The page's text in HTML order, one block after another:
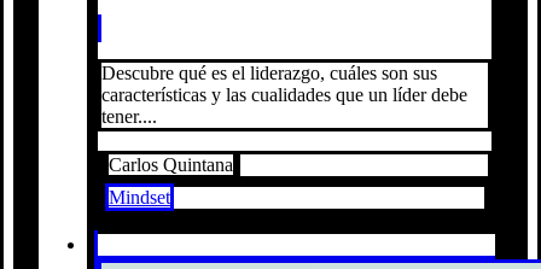
Descubre qué es el liderazgo, cuáles son sus
características y las cualidades que un líder debe
tener....
Carlos Quintana
Mindset